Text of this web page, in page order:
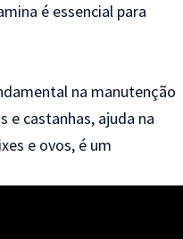
é essencial para
na manutenção
e castanhas, ajuda na
e ovos, é um